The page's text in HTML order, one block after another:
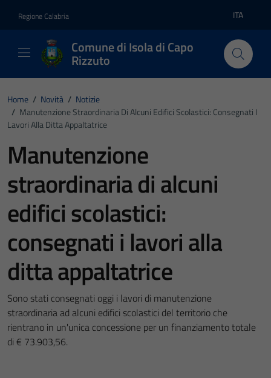
Regione Calabria Lingua
ITA
Comune di Isola di Capo
Rizzuto
Home / Novità / Notizie
/ Manutenzione Straordinaria Di Alcuni Edifici Scolastici: Consegnati I
Lavori Alla Ditta Appaltatrice
Manutenzione
straordinaria di alcuni
edifici scolastici:
consegnati i lavori alla
ditta appaltatrice
Sono stati consegnati oggi i lavori di manutenzione
straordinaria ad alcuni edifici scolastici del territorio che
rientrano in un'unica concessione per un finanziamento totale
di € 73.903,56.